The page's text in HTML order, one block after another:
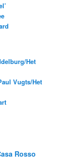
Het
Vugts/Het
Rosso